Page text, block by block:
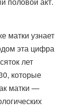
матки узнает
эта цифра
лет
которые
матки —